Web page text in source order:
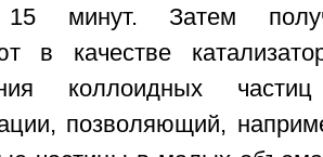
15 минут. Затем
в качестве
коллоидных
позволяющий,